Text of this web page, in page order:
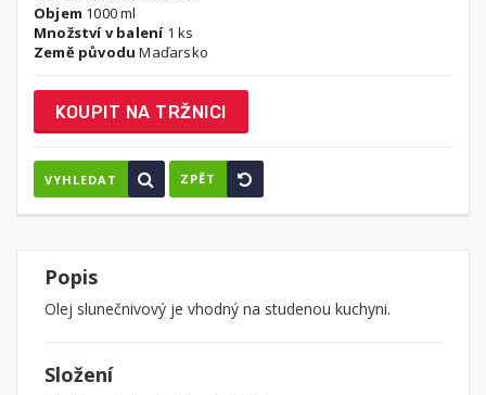
Objem 1000 ml
Množství v balení1 ks
Země původu Maďarsko
KOUPIT NA TRŽNICI
VYHLEDAT ZPĚT
Popis
Olej slunečnivový je vhodný na studenou kuchyni.
Složení